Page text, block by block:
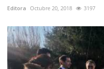
Editora Octubre 20, 2018 3197